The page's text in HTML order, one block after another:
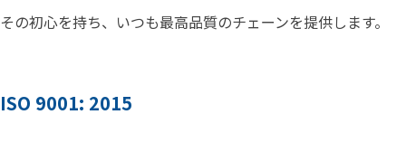
その初心を持ち、 いつも最高品質のチェーンを提供します。
ISO 9001: 2015